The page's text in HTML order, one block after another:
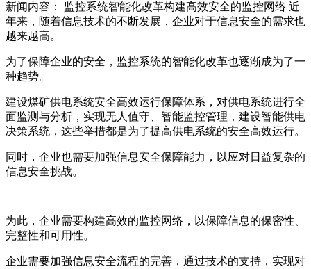
新闻内容： 监控系统智能化改革构建高效安全的监控网络 近
年来，随着信息技术的不断发展，企业对于信息安全的需求也
越来越高。
为了保障企业的安全，监控系统的智能化改革也逐渐成为了一
种趋势。
建设煤矿供电系统安全高效运行保障体系，对供电系统进行全
面监测与分析，实现无人值守、智能监控管理，建设智能供电
决策系统，这些举措都是为了提高供电系统的安全高效运行。
同时，企业也需要加强信息安全保障能力，以应对日益复杂的
信息安全挑战。
为此，企业需要构建高效的监控网络，以保障信息的保密性、
完整性和可用性。
企业需要加强信息安全流程的完善，通过技术的支持，实现对